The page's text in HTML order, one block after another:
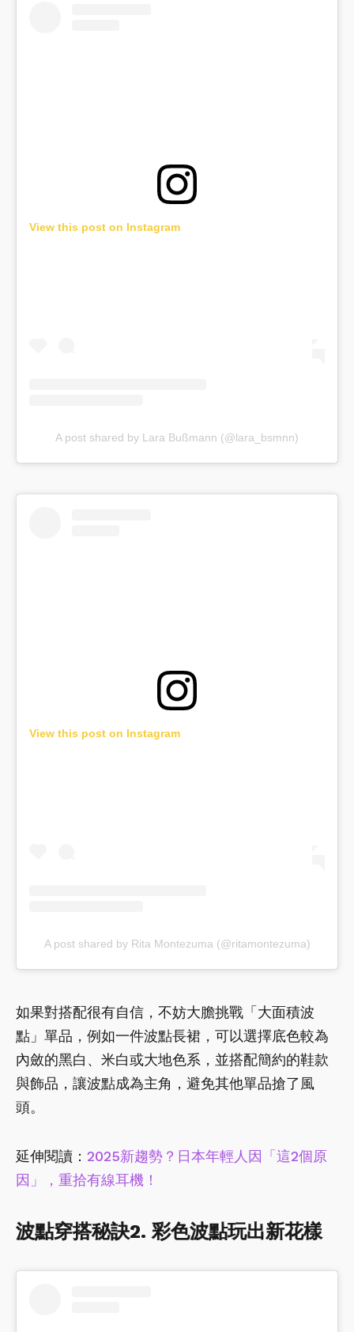
View this post on Instagram
A post shared by Lara Bußmann (@lara_bsmnn)
View this post on Instagram
A post shared by Rita Montezuma (@ritamontezuma)
如果對搭配很有自信，不妨大膽挑戰「大面積波
點」單品，例如一件波點長裙，可以選擇底色較為
內斂的黑白、米白或大地色系，並搭配簡約的鞋款
與飾品，讓波點成為主角，避免其他單品搶了風
頭。
延伸閱讀： 2025新趨勢？日本年輕人因「這2個原
因」，重拾有線耳機！
波點穿搭秘訣2. 彩色波點玩出新花樣